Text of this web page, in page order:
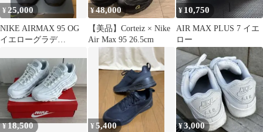
¥ 25,000
NIKE AIRMAX 95 OG
イエローグラデ
¥48,000
【美品】Corteiz × Nike
Air Max 95 26.5cm
¥ 10,750
AIR MAX PLUS 7 イエ
ロー
¥18,500 ¥5,400 ¥3,000